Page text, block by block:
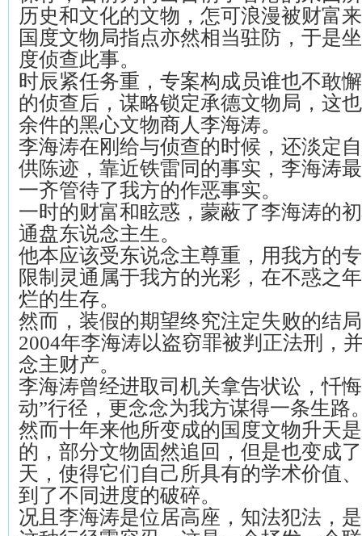
历史和文化的文物，怎可浪漫被财富
国度文物局指点亦然相当驻防，于是
度侦查此事。
时辰紧任务重，专案构成员谁也不敢
的侦查后，谋略锁定承德文物局，这
余件的黑心文物商人李海涛。
李海涛在刚给与侦查的时候，还淡定
供陈迹，靠近铁雷同的事实，李海涛
一齐管待了我方的作恶事实。
一时的财富和眩惑，蒙蔽了李海涛的
通盘东说念主生。
他本应该受东说念主尊重，用我方的
限制灵通属于我方的光彩，在不惑之
烂的生存。
然而，装假的期望终究注定失败的结
2004年李海涛以盗窃罪被判正法刑，
念主财产。
李海涛曾经进取司机关拿告状讼，忏
动”行径，更念念为我方谋得一条生路
然而十年来他所变成的国度文物升天
的，部分文物固然追回，但是也变成
天，使得它们自己所具有的学术价值
到了不同进度的破碎。
况且李海涛是位居高座，知法犯法，